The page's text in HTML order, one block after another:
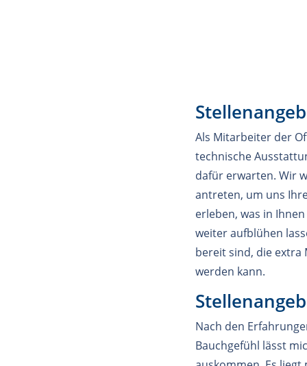
Als Mitarbeiter der
technische
dafür erwarten. Wir
antreten, um uns
erleben, was in
weiter aufblühen
bereit sind, die extra
werden kann.
Nach den
Bauchgefühl lässt